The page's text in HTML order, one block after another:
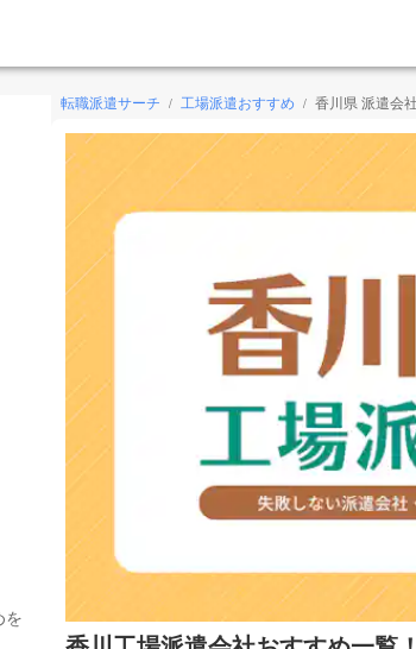
を
転職派遣サーチ / 工場派遣おすすめ / 香川県 派遣会社